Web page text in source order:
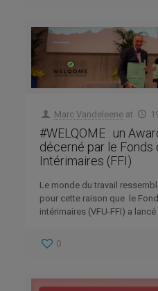
Marc Vandeleene at
#WELQOME : un
décerné par le Fonds
Intérimaires (FFI)
Le monde du travail
pour cette raison que le
intérimaires (VFU-FFI) a
0